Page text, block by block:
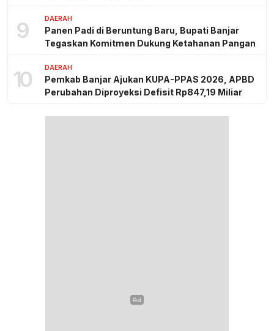
9 DAERAH
Panen Padi di Beruntung Baru, Bupati Banjar
Tegaskan Komitmen Dukung Ketahanan Pangan
10 DAERAH
Pemkab Banjar Ajukan KUPA-PPAS 2026, APBD
Perubahan Diproyeksi Defisit Rp847,19 Miliar